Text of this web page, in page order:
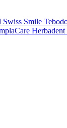
Swiss Smile
Herbadent